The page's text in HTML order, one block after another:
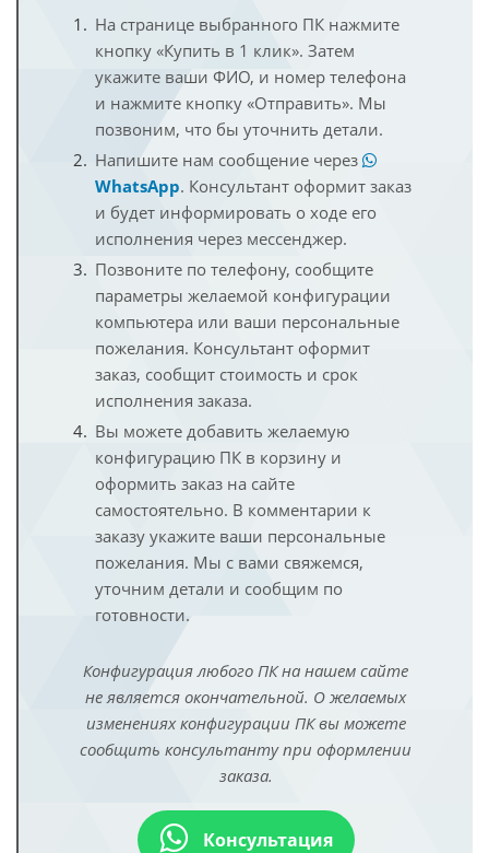
На странице выбранного ПК нажмите
кнопку «Купить в 1 клик». Затем
укажите ваши ФИО, и номер телефона
и нажмите кнопку «Отправить». Мы
позвоним, что бы уточнить детали.
Напишите нам сообщение через
WhatsApp. Консультант оформит заказ
и будет информировать о ходе его
исполнения через мессенджер.
Позвоните по телефону, сообщите
параметры желаемой конфигурации
компьютера или ваши персональные
пожелания. Консультант оформит
заказ, сообщит стоимость и срок
исполнения заказа.
Вы можете добавить желаемую
конфигурацию ПК в корзину и
оформить заказ на сайте
самостоятельно. В комментарии к
заказу укажите ваши персональные
пожелания. Мы с вами свяжемся,
уточним детали и сообщим по
готовности.
Конфигурация любого ПК на нашем сайте
не является окончательной. О желаемых
изменениях конфигурации ПК вы можете
сообщить консультанту при оформлении
заказа.
Консультация